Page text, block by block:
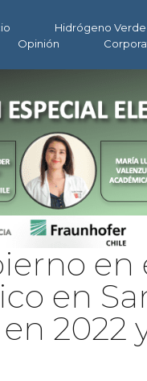
Hidrógeno Verde
Opinión
en
2022